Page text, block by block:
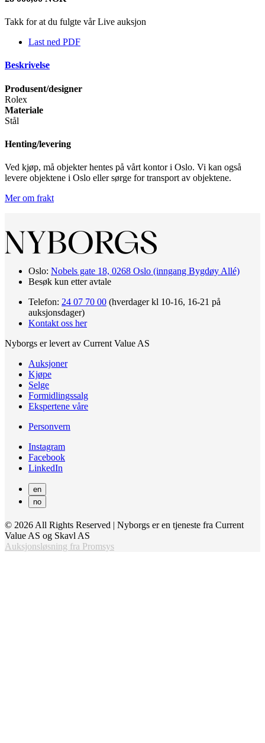
Takk for at du fulgte vår Live auksjon
Last ned PDF
Beskrivelse
Produsent/designer
Rolex
Materiale
Stål
Henting/levering
Ved kjøp, må objekter hentes på vårt kontor i Oslo. Vi kan også
levere objektene i Oslo eller sørge for transport av objektene.
Mer om frakt
Oslo: Nobels gate 18, 0268 Oslo (inngang Bygdøy Allé)
Besøk kun etter avtale
Telefon: 24 07 70 00 (hverdager kl 10-16, 16-21 på
auksjonsdager)
Kontakt oss her
Nyborgs er levert av Current Value AS
Auksjoner
Kjøpe
Selge
Formidlingssalg
Ekspertene våre
Personvern
Instagram
Facebook
LinkedIn
en
no
© 2026 All Rights Reserved | Nyborgs er en tjeneste fra Current
Value AS og Skavl AS
Auksjonsløsning fra Promsys